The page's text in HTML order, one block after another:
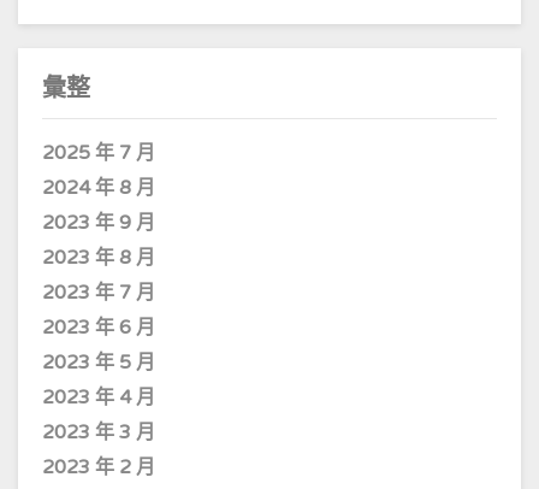
彙整
2025 年 7 月
2024 年 8 月
2023 年 9 月
2023 年 8 月
2023 年 7 月
2023 年 6 月
2023 年 5 月
2023 年 4 月
2023 年 3 月
2023 年 2 月